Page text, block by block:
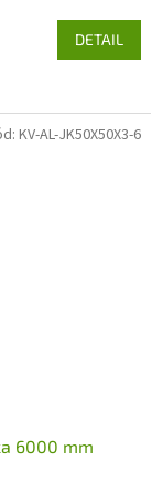
DETAIL
6000 mm
KV-AL-JK50X50X3-6